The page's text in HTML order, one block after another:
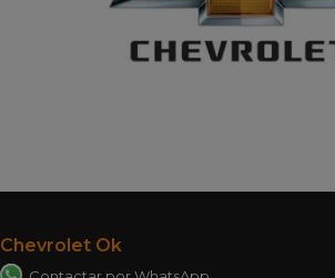
Chevrolet Ok